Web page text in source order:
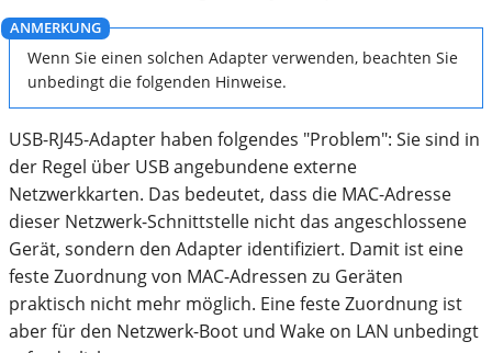
Wenn Sie einen solchen Adapter verwenden, beachten Sie
unbedingt die folgenden Hinweise.
USB-RJ45-Adapter haben folgendes "Problem": Sie sind in
der Regel über USB angebundene externe
Netzwerkkarten. Das bedeutet, dass die MAC-Adresse
dieser Netzwerk-Schnittstelle nicht das angeschlossene
Gerät, sondern den Adapter identifiziert. Damit ist eine
feste Zuordnung von MAC-Adressen zu Geräten
praktisch nicht mehr möglich. Eine feste Zuordnung ist
aber für den Netzwerk-Boot und Wake on LAN unbedingt